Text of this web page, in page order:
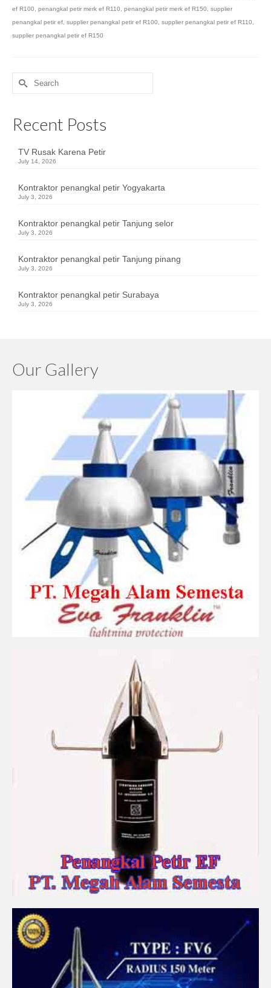
ef R100
penangkal petir merk ef R110 penangkal petir merk ef R150
supplier
penangkal petir ef supplier penangkal petir ef R100 supplier penangkal petir ef R110
supplier penangkal petir ef R150
Search
for:
Recent Posts
TV Rusak Karena Petir
July 14, 2026
Kontraktor penangkal petir Yogyakarta
July 3, 2026
Kontraktor penangkal petir Tanjung selor
July 3, 2026
Kontraktor penangkal petir Tanjung pinang
July 3, 2026
Kontraktor penangkal petir Surabaya
July 3, 2026
Our Gallery